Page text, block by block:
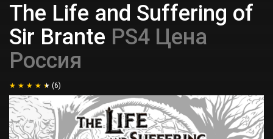
The Life and Suffering of
Sir Brante PS4 Цена
Россия
(6)